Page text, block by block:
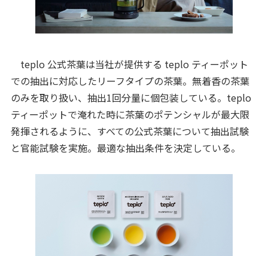
teplo 公式茶葉は当社が提供する teplo ティーポット
での抽出に対応したリーフタイプの茶葉。無着香の茶葉
のみを取り扱い、抽出1回分量に個包装している。teplo
ティーポットで淹れた時に茶葉のポテンシャルが最大限
発揮されるように、すべての公式茶葉について抽出試験
と官能試験を実施。最適な抽出条件を決定している。